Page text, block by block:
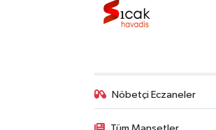
Nöbetçi Eczaneler